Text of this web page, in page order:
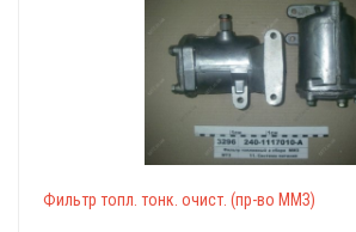
Фильтр топл. тонк. очист. (пр-во ММЗ)